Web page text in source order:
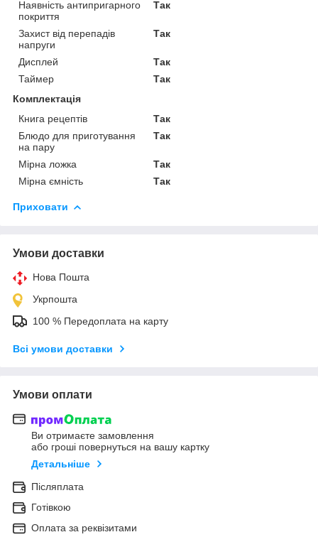
Наявність антипригарного
покриття
Так
Захист від перепадів
напруги
Так
Дисплей
Так
Таймер
Так
Комплектація
Книга рецептів
Так
Блюдо для приготування
на пару
Так
Мірна ложка
Так
Мірна ємність
Так
Приховати
Умови доставки
Нова Пошта
Укрпошта
100 % Передоплата на карту
Всі умови доставки
Умови оплати
Ви отримаєте замовлення
або гроші повернуться на вашу картку
Детальніше
Післяплата
Готівкою
Оплата за реквізитами